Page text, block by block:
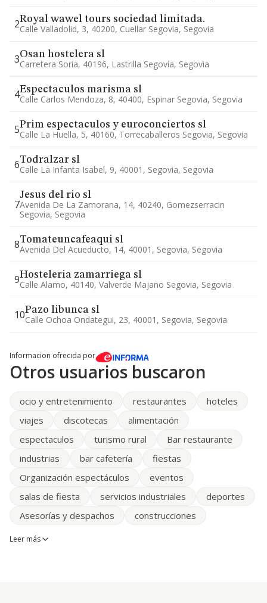
2Royal wawel tours sociedad limitada.
Calle Valladolid, 3, 40200, Cuellar Segovia, Segovia
3Osan hostelera sl
Carretera Soria, 40196, Lastrilla Segovia, Segovia
4Espectaculos marisma sl
Calle Carlos Mendoza, 8, 40400, Espinar Segovia, Segovia
5Prim espectaculos y euroconciertos sl
Calle La Huella, 5, 40160, Torrecaballeros Segovia, Segovia
6Todralzar sl
Calle La Infanta Isabel, 9, 40001, Segovia, Segovia
7
Jesus del rio sl
Avenida De La Zamorana, 14, 40240, Gomezserracin
Segovia, Segovia
8Tomateuncafeaqui sl
Avenida Del Acueducto, 14, 40001, Segovia, Segovia
9Hosteleria zamarriega sl
Calle Alamo, 40140, Valverde Majano Segovia, Segovia
10Pazo libunca sl
Calle Ochoa Ondategui, 23, 40001, Segovia, Segovia
Informacion ofrecida por
Otros usuarios buscaron
ocio y entretenimiento restaurantes
hoteles
viajes
discotecas
alimentación
espectaculos
turismo rural
Bar restaurante
industrias
bar cafetería
fiestas
Organización espectáculos
eventos
salas de fiesta
servicios industriales
deportes
Asesorías y despachos
construcciones
Leer más